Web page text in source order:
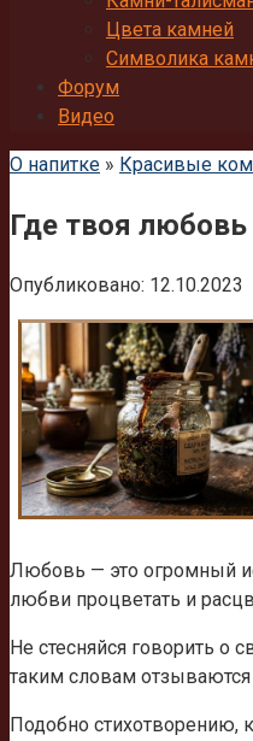
Цвета камней
Символика
Форум
Видео
О напитке » Красивые
Где твоя
Опубликовано: 12.10.2023
Любовь — это огромный
любви процветать и
Не стесняйся говорить о
таким словам
Подобно стихотворению,